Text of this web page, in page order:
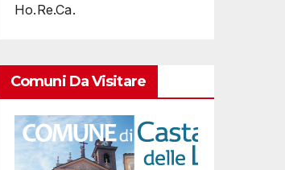
Ho.Re.Ca.
Comuni Da Visitare